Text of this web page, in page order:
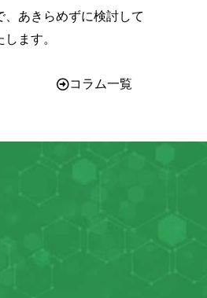
あきらめずに検討して
ます。
コラム一覧